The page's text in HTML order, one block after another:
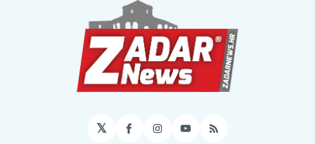
𝕏 Facebook
Instagram
YouTube
RSS